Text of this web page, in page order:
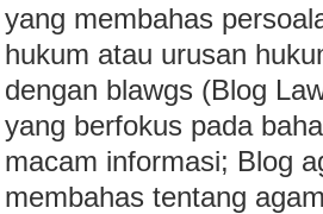
yang membahas
hukum atau urusan
dengan blawgs (Blog
yang berfokus pada
macam informasi; Blog
membahas tentang